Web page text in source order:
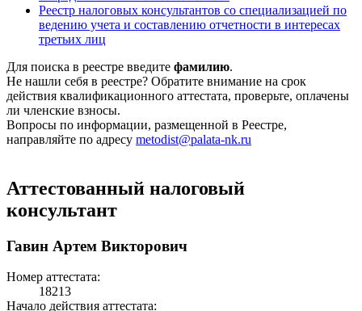
Реестр налоговых консультантов со специализацией по
ведению учета и составлению отчетности в интересах
третьих лиц
Для поиска в реестре введите фамилию.
Не нашли себя в реестре? Обратите внимание на срок
действия квалификационного аттестата, проверьте, оплачены
ли членские взносы.
Вопросы по информации, размещенной в Реестре,
направляйте по адресу metodist@palata-nk.ru
Аттестованный налоговый
консультант
Гавин Артем Викторович
Номер аттестата:
18213
Начало действия аттестата: